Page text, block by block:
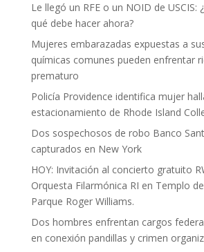
Le llegó un RFE o un NOID de USCIS:
qué debe hacer ahora?
Mujeres embarazadas expuestas a
químicas comunes pueden enfrentar
prematuro
Policía Providence identifica mujer
estacionamiento de Rhode Island
Dos sospechosos de robo Banco
capturados en New York
HOY: Invitación al concierto gratuito
Orquesta Filarmónica RI en Templo
Parque Roger Williams.
Dos hombres enfrentan cargos
en conexión pandillas y crimen